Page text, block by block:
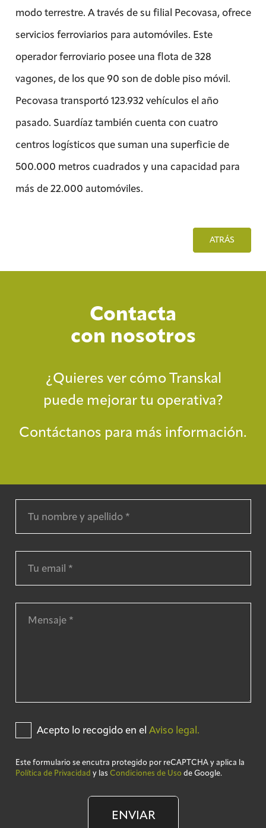
modo terrestre. A través de su filial Pecovasa, ofrece
servicios ferroviarios para automóviles. Este
operador ferroviario posee una flota de 328
vagones, de los que 90 son de doble piso móvil.
Pecovasa transportó 123.932 vehículos el año
pasado. Suardíaz también cuenta con cuatro
centros logísticos que suman una superficie de
500.000 metros cuadrados y una capacidad para
más de 22.000 automóviles.
ATRÁS
Contacta
con nosotros
¿Quieres ver cómo Transkal
puede mejorar tu operativa?
Contáctanos para más información.
Acepto lo recogido en el Aviso legal.
Este formulario se encutra protegido por reCAPTCHA y aplica la
Política de Privacidad y las Condiciones de Uso de Google.
ENVIAR